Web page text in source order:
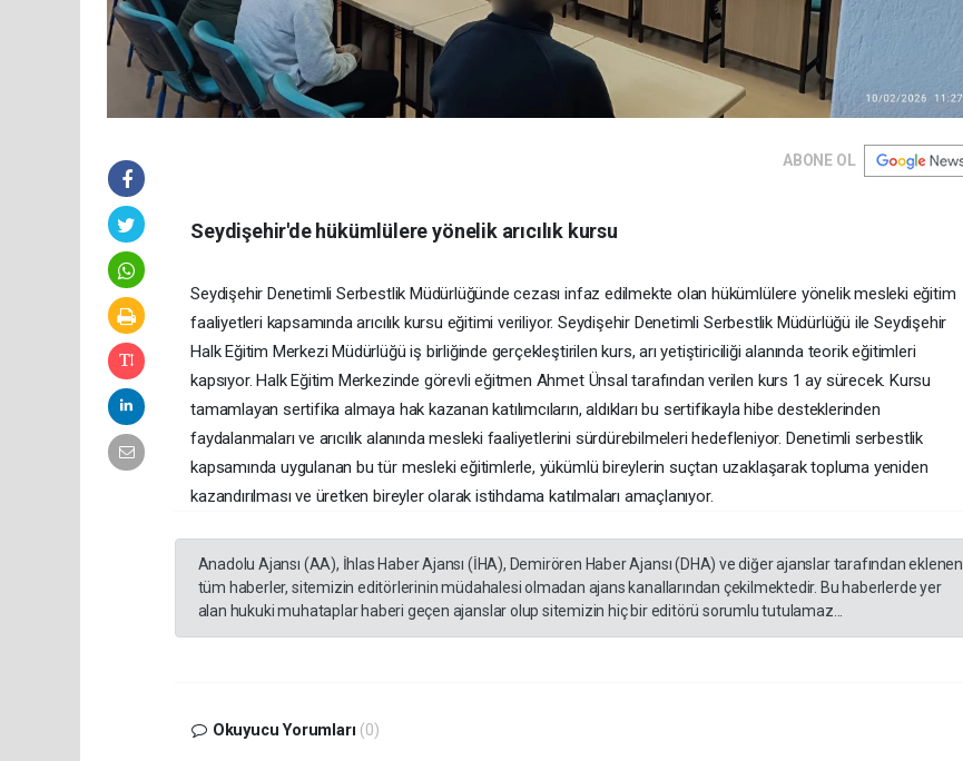
ABONE OL
Seydişehir'de hükümlülere yönelik arıcılık kursu
Seydişehir Denetimli Serbestlik Müdürlüğünde cezası infaz edilmekte olan hükümlülere yönelik mesleki eğitim
faaliyetleri kapsamında arıcılık kursu eğitimi veriliyor. Seydişehir Denetimli Serbestlik Müdürlüğü ile Seydişehir
Halk Eğitim Merkezi Müdürlüğü iş birliğinde gerçekleştirilen kurs, arı yetiştiriciliği alanında teorik eğitimleri
kapsıyor. Halk Eğitim Merkezinde görevli eğitmen Ahmet Ünsal tarafından verilen kurs 1 ay sürecek. Kursu
tamamlayan sertifika almaya hak kazanan katılımcıların, aldıkları bu sertifikayla hibe desteklerinden
faydalanmaları ve arıcılık alanında mesleki faaliyetlerini sürdürebilmeleri hedefleniyor. Denetimli serbestlik
kapsamında uygulanan bu tür mesleki eğitimlerle, yükümlü bireylerin suçtan uzaklaşarak topluma yeniden
kazandırılması ve üretken bireyler olarak istihdama katılmaları amaçlanıyor.
Anadolu Ajansı (AA), İhlas Haber Ajansı (İHA), Demirören Haber Ajansı (DHA) ve diğer ajanslar tarafından eklenen
tüm haberler, sitemizin editörlerinin müdahalesi olmadan ajans kanallarından çekilmektedir. Bu haberlerde yer
alan hukuki muhataplar haberi geçen ajanslar olup sitemizin hiç bir editörü sorumlu tutulamaz...
Okuyucu Yorumları (0)